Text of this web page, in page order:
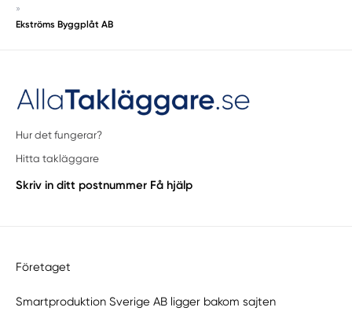
»
Ekströms Byggplåt AB
Hur det fungerar?
Hitta takläggare
Skriv in ditt postnummer Få hjälp
Företaget
Smartproduktion Sverige AB ligger bakom sajten